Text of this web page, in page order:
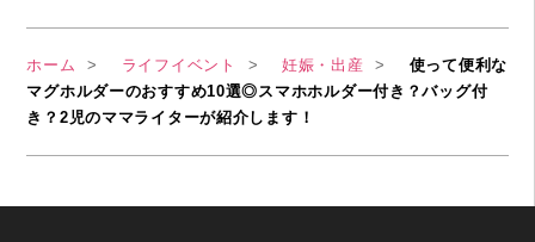
ホーム ライフイベント 妊娠・出産
使って便利な
マグホルダーのおすすめ10選◎スマホホルダー付き？バッグ付
き？2児のママライターが紹介します！